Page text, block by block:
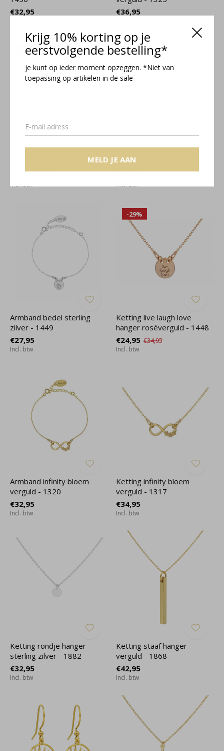
Krijg 10% korting op je
eerstvolgende bestelling*
je kunt op ieder moment opzeggen. *Niet van
toepassing op artikelen in de sale
MELD JE AAN
€32,95
€36,95
-29%
Incl. btw
sterling zilver - 1880
Incl. btw
Armband bedel sterling
zilver - 1449
€27,95
Incl. btw
-29%
Ketting live laugh love
hanger roséverguld - 1448
€24,95 €34,95
Incl. btw
Armband infinity bloem
verguld - 1320
€32,95
Incl. btw
Ketting infinity bloem
verguld - 1317
€34,95
Incl. btw
Ketting rondje hanger
sterling zilver - 1882
€32,95
Incl. btw
Ketting staaf hanger
verguld - 1868
€42,95
Incl. btw